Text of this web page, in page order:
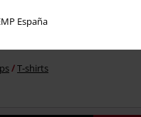
España
T-shirts